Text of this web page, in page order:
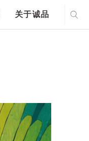
关于诚品